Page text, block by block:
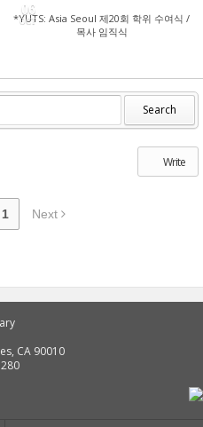
06
OCT
*YUTS: Asia Seoul 제20회 학위 수여식 /
목사 임직식
Search
Write
1 Next
CA 90010